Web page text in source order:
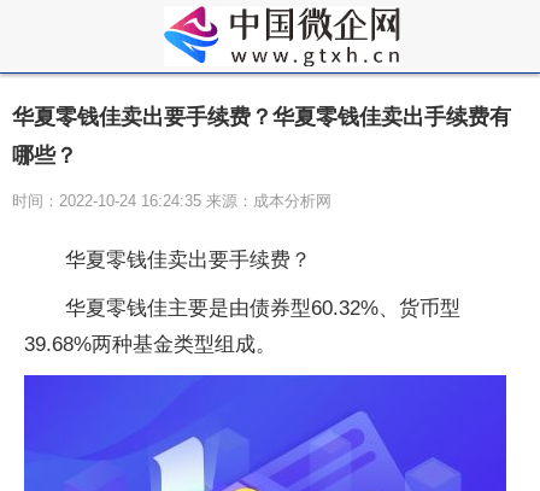
华夏零钱佳卖出要手续费？华夏零钱佳卖出手续费有
哪些？
时间：2022-10-24 16:24:35 来源：成本分析网
华夏零钱佳卖出要手续费？
华夏零钱佳主要是由债券型60.32%、货币型
39.68%两种基金类型组成。